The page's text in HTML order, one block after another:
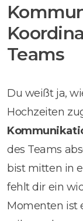
Teams
Du weißt ja,
Hochzeiten
des Teams
bist mitten in
fehlt dir ein
Momenten ist